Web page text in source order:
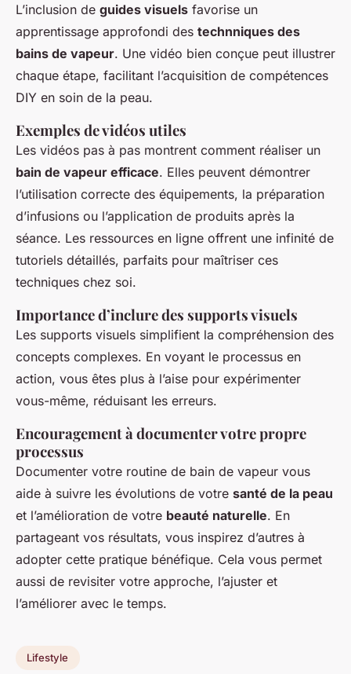
L’inclusion de guides visuels favorise un
apprentissage approfondi des technniques des
bains de vapeur. Une vidéo bien conçue peut illustrer
chaque étape, facilitant l’acquisition de compétences
DIY en soin de la peau.
Exemples de vidéos utiles
Les vidéos pas à pas montrent comment réaliser un
bain de vapeur efficace. Elles peuvent démontrer
l’utilisation correcte des équipements, la préparation
d’infusions ou l’application de produits après la
séance. Les ressources en ligne offrent une infinité de
tutoriels détaillés, parfaits pour maîtriser ces
techniques chez soi.
Importance d’inclure des supports visuels
Les supports visuels simplifient la compréhension des
concepts complexes. En voyant le processus en
action, vous êtes plus à l’aise pour expérimenter
vous-même, réduisant les erreurs.
Encouragement à documenter votre propre
processus
Documenter votre routine de bain de vapeur vous
aide à suivre les évolutions de votre santé de la peau
et l’amélioration de votre beauté naturelle. En
partageant vos résultats, vous inspirez d’autres à
adopter cette pratique bénéfique. Cela vous permet
aussi de revisiter votre approche, l’ajuster et
l’améliorer avec le temps.
Lifestyle